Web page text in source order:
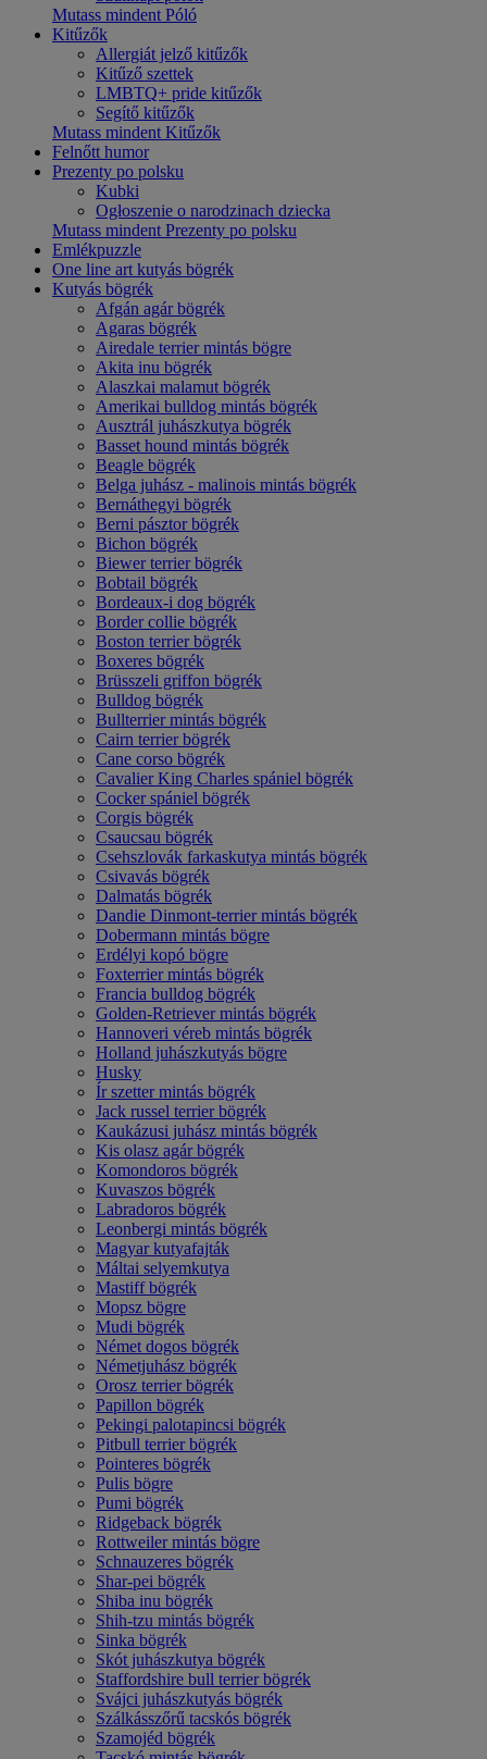
Mutass mindent Póló
Kitűzők
Allergiát jelző kitűzők
Kitűző szettek
LMBTQ+ pride kitűzők
Segítő kitűzők
Mutass mindent Kitűzők
Felnőtt humor
Prezenty po polsku
Kubki
Ogłoszenie o narodzinach dziecka
Mutass mindent Prezenty po polsku
Emlékpuzzle
One line art kutyás bögrék
Kutyás bögrék
Afgán agár bögrék
Agaras bögrék
Airedale terrier mintás bögre
Akita inu bögrék
Alaszkai malamut bögrék
Amerikai bulldog mintás bögrék
Ausztrál juhászkutya bögrék
Basset hound mintás bögrék
Beagle bögrék
Belga juhász - malinois mintás bögrék
Bernáthegyi bögrék
Berni pásztor bögrék
Bichon bögrék
Biewer terrier bögrék
Bobtail bögrék
Bordeaux-i dog bögrék
Border collie bögrék
Boston terrier bögrék
Boxeres bögrék
Brüsszeli griffon bögrék
Bulldog bögrék
Bullterrier mintás bögrék
Cairn terrier bögrék
Cane corso bögrék
Cavalier King Charles spániel bögrék
Cocker spániel bögrék
Corgis bögrék
Csaucsau bögrék
Csehszlovák farkaskutya mintás bögrék
Csivavás bögrék
Dalmatás bögrék
Dandie Dinmont-terrier mintás bögrék
Dobermann mintás bögre
Erdélyi kopó bögre
Foxterrier mintás bögrék
Francia bulldog bögrék
Golden-Retriever mintás bögrék
Hannoveri véreb mintás bögrék
Holland juhászkutyás bögre
Husky
Ír szetter mintás bögrék
Jack russel terrier bögrék
Kaukázusi juhász mintás bögrék
Kis olasz agár bögrék
Komondoros bögrék
Kuvaszos bögrék
Labradoros bögrék
Leonbergi mintás bögrék
Magyar kutyafajták
Máltai selyemkutya
Mastiff bögrék
Mopsz bögre
Mudi bögrék
Német dogos bögrék
Németjuhász bögrék
Orosz terrier bögrék
Papillon bögrék
Pekingi palotapincsi bögrék
Pitbull terrier bögrék
Pointeres bögrék
Pulis bögre
Pumi bögrék
Ridgeback bögrék
Rottweiler mintás bögre
Schnauzeres bögrék
Shar-pei bögrék
Shiba inu bögrék
Shih-tzu mintás bögrék
Sinka bögrék
Skót juhászkutya bögrék
Staffordshire bull terrier bögrék
Svájci juhászkutyás bögrék
Szálkásszőrű tacskós bögrék
Szamojéd bögrék